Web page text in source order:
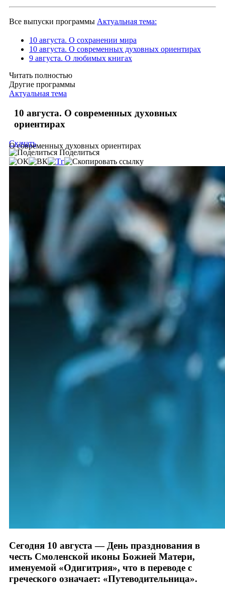
Все выпуски программы Актуальная тема:
10 августа. О сохранении мира
10 августа. О современных духовных ориентирах
9 августа. О любимых книгах
Читать полностью
Другие программы
Актуальная тема
10 августа. О современных духовных
ориентирах
О современных духовных ориентирах
Скачать
Поделиться
Сегодня 10 августа — День празднования в
честь Смоленской иконы Божией Матери,
именуемой «Одигитрия», что в переводе с
греческого означает: «Путеводительница».